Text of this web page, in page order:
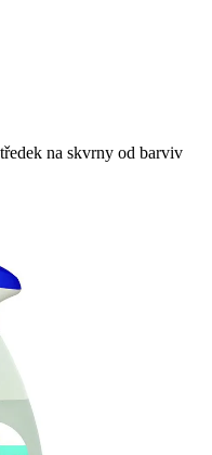
na skvrny od barviv